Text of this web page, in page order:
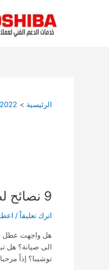
الرئيسية 2022
9 نصائح لصيانة أعطال توشيبا (infographic)
اترك تعليقاً /
هل واجهت عطل
الى صيانة؟ هل
توشيبا؟ إذاً
9
لصيانة
توشيبا
(infographic)